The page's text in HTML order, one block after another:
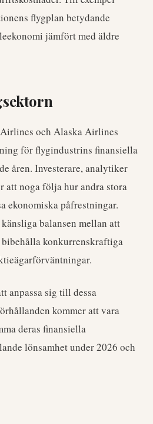
flygplan betydande
jämfört med äldre
och Alaska Airlines
för flygindustrins finansiella
åren. Investerare, analytiker
att noga följa hur andra stora
ekonomiska påfrestningar.
balansen mellan att
konkurrenskraftiga
anpassa sig till dessa
kommer att vara
deras finansiella
lönsamhet under 2026 och